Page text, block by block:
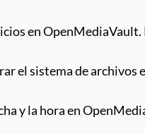
en
el sistema de
y la hora en